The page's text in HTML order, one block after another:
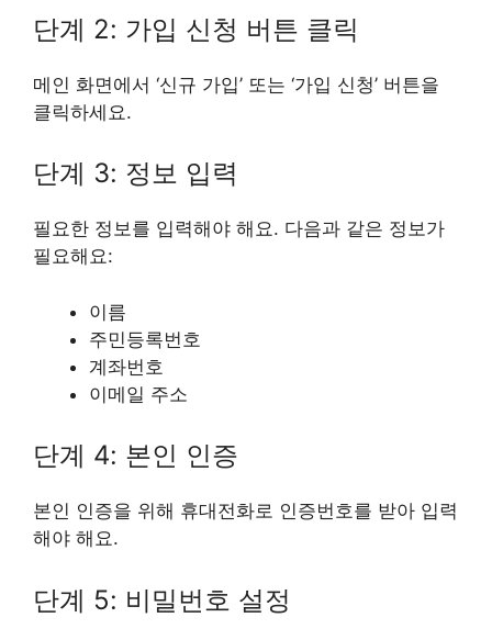
단계 2: 가입 신청 버튼 클릭
메인 화면에서 ‘신규 가입’ 또는 ‘가입 신청’ 버튼을
클릭하세요.
단계 3: 정보 입력
필요한 정보를 입력해야 해요. 다음과 같은 정보가
필요해요:
이름
주민등록번호
계좌번호
이메일 주소
단계 4: 본인 인증
본인 인증을 위해 휴대전화로 인증번호를 받아 입력
해야 해요.
단계 5: 비밀번호 설정